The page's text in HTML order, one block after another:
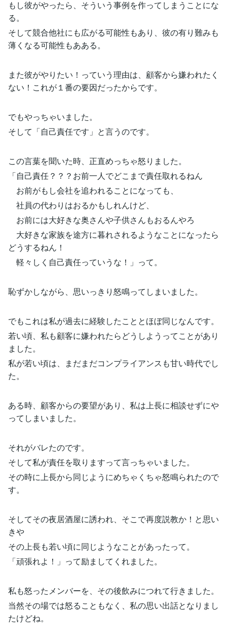
もし彼がやったら、そういう事例を作ってしまうことにな
る。
そして競合他社にも広がる可能性もあり、彼の有り難みも
薄くなる可能性もあある。
また彼がやりたい！っていう理由は、顧客から嫌われたく
ない！これが１番の要因だったからです。
でもやっちゃいました。
そして「自己責任です」と言うのです。
この言葉を聞いた時、正直めっちゃ怒りました。
「自己責任？？？お前一人でどこまで責任取れるねん
お前がもし会社を追われることになっても、
社員の代わりはおるかもしれんけど、
お前には大好きな奥さんや子供さんもおるんやろ
大好きな家族を途方に暮れされるようなことになったら
どうするねん！
軽々しく自己責任っていうな！」って。
恥ずかしながら、思いっきり怒鳴ってしまいました。
でもこれは私が過去に経験したこととほぼ同じなんです。
若い頃、私も顧客に嫌われたらどうしようってことがあり
ました。
私が若い頃は、まだまだコンプライアンスも甘い時代でし
た。
ある時、顧客からの要望があり、私は上長に相談せずにや
ってしまいました。
それがバレたのです。
そして私が責任を取りますって言っちゃいました。
その時に上長から同じようにめちゃくちゃ怒鳴られたので
す。
そしてその夜居酒屋に誘われ、そこで再度説教か！と思い
きや
その上長も若い頃に同じようなことがあったって。
「頑張れよ！」って励ましてくれました。
私も怒ったメンバーを、その後飲みにつれて行きました。
当然その場では怒ることもなく、私の思い出話となりまし
たけどね。